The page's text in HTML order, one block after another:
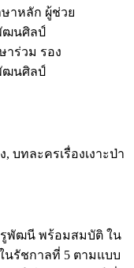
าหลัก ผู้ช่วย
ฒนศิลป์
าร่วม รอง
ฒนศิลป์
บทละครเรื่องเงาะป่า
พัฒนี พร้อมสมบัติ ใน
นรัชกาลที่ 5 ตามแบบ